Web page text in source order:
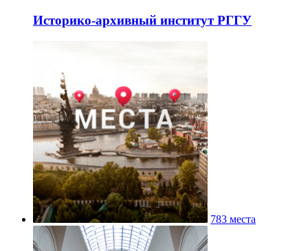
Историко-архивный институт РГГУ
783 места